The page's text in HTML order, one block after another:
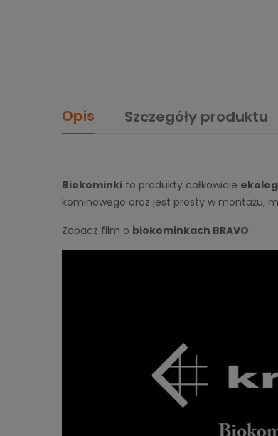
Opis Szczegóły produktu
Biokominki to produkty całkowicie
kominowego oraz jest prosty w montażu,
Zobacz film o biokominkach BRAVO: